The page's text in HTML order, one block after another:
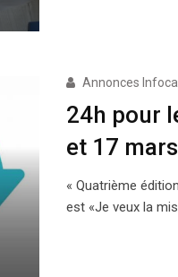
Annonces
24h pour
et 17
« Quatrième
est «Je veux la